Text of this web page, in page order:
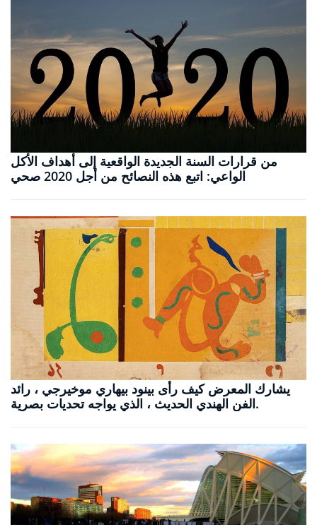
من قرارات السنة الجديدة الواقعية إلى أهداف الأكل
الواعي: اتبع هذه النصائح من أجل 2020 صحي
يشارك المعرض كيف رأى بينود بيهاري موخيرجي ، رائد
الفن الهندي الحديث ، الذي يواجه تحديات بصرية.